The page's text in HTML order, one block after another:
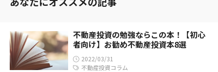
不動産投資の勉強ならこの本！【初心
者向け】お勧め不動産投資本8選
2022/03/31
不動産投資コラム